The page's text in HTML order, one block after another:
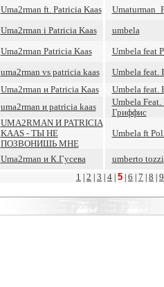
Uma2rman ft. Patricia Kaas
Uma2rman i Patricia Kaas
umbela
Uma2rman Patricia Kaas
Umbela feat
uma2rman vs patricia kaas
Umbela feat.
Uma2rman и Patricia Kaas
Umbela feat.
uma2rman и patricia kaas
Umbela
Гриффис
UMA2RMAN И PATRICIA
KAAS - ТЫ НЕ
ПОЗВОНИШЬ МНЕ
Umbela ft
Uma2rman и К.Гусева
umberto tozzi
1 2 3 4 5 6 7 8 9